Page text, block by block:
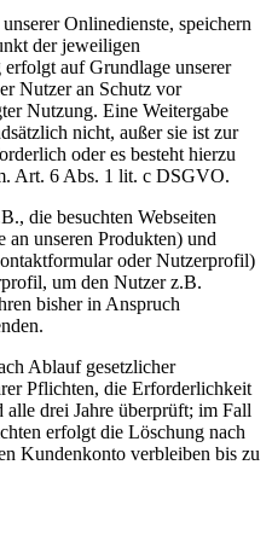
Onlinedienste, speichern
der jeweiligen
auf Grundlage unserer
Nutzer an Schutz vor
Nutzung. Eine Weitergabe
nicht, außer sie ist zur
oder es besteht hierzu
Art. 6 Abs. 1 lit. c DSGVO.
die besuchten Webseiten
an unseren Produkten) und
oder Nutzerprofil)
um den Nutzer z.B.
bisher in Anspruch
Ablauf gesetzlicher
Pflichten, die Erforderlichkeit
drei Jahre überprüft; im Fall
erfolgt die Löschung nach
Kundenkonto verbleiben bis zu